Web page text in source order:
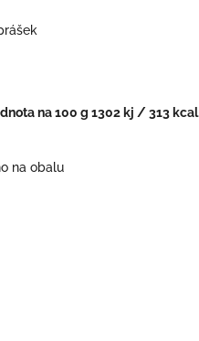
na 100 g 1302 kj / 313 kcal
na obalu